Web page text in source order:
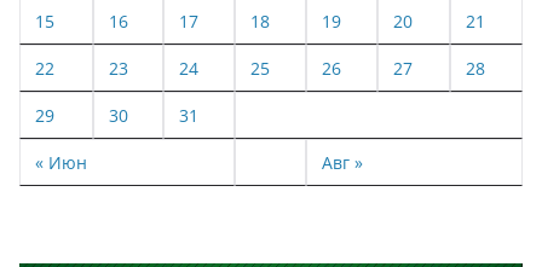
« Июн Авг »
15 16 17 18 19 20 21
22 23 24 25 26 27 28
29 30 31